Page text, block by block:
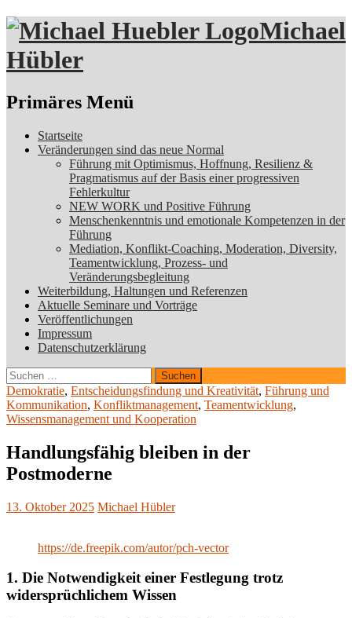
Michael
Hübler
Suchen
Primäres Menü
Zum
Inhalt
Startseite
Veränderungen sind das neue Normal
Führung mit Optimismus, Hoffnung, Resilienz &
Pragmatismus auf der Basis einer progressiven
Fehlerkultur
NEW WORK und Positive Führung
Menschenkenntnis und emotionale Kompetenzen in der
Führung
Mediation, Konflikt-Coaching, Moderation, Diversity,
Teamentwicklung, Prozess- und
Veränderungsbegleitung
Weiterbildung, Haltungen und Referenzen
Aktuelle Seminare und Vorträge
Veröffentlichungen
Impressum
Datenschutzerklärung
Suchen
nach:
Demokratie, Entscheidungsfindung und Kreativität, Führung und
Kommunikation, Konfliktmanagement, Teamentwicklung,
Wissensmanagement und Kooperation
Handlungsfähig bleiben in der
Postmoderne
13. Oktober 2025 Michael Hübler
https://de.freepik.com/autor/pch-vector
1. Die Notwendigkeiteiner Festlegung trotz
widersprüchlichem Wissen